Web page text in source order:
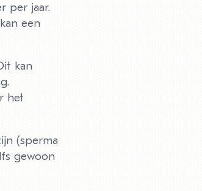
per jaar.
een
kan
het
(sperma
gewoon